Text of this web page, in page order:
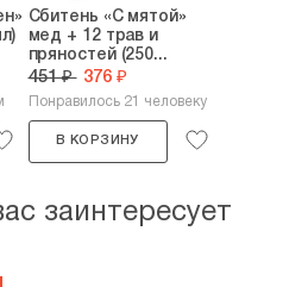
Сбитень «С мятой»
мед + 12 трав и
пряностей (250...
451 ₽ 376 ₽
Понравилось 21 человеку
В КОРЗИНУ
заинтересует